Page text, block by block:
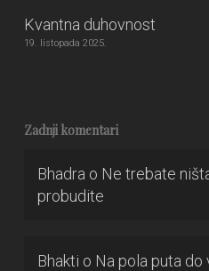
Kvantna duhovnost
19. listopada 2025.
Zadnji komentari
Bhadra o Ne trebate
probudite
Bhakti o Na pola puta do